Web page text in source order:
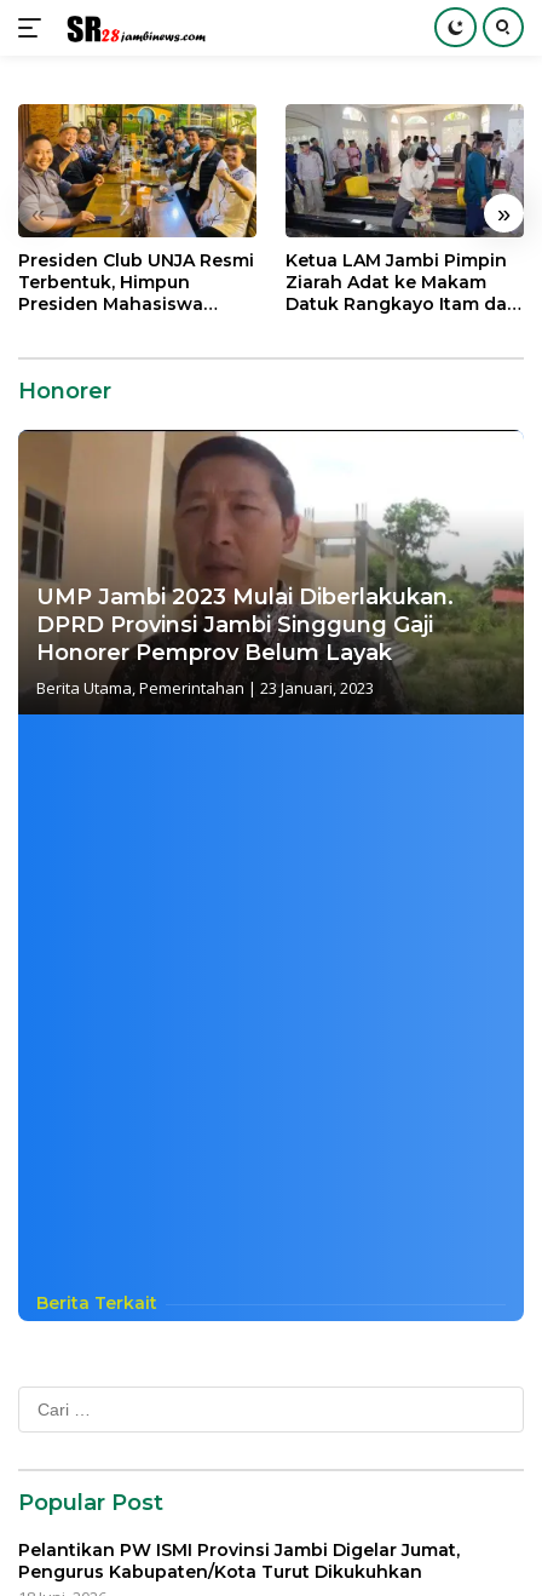
konten
« »
Presiden Club UNJA Resmi
Terbentuk, Himpun
Presiden Mahasiswa
Ketua LAM Jambi Pimpin
Ziarah Adat ke Makam
Datuk Rangkayo Itam dan
Honorer
UMP Jambi 2023 Mulai Diberlakukan.
DPRD Provinsi Jambi Singgung Gaji
Honorer Pemprov Belum Layak
Berita Utama,Pemerintahan | 23 Januari, 2023
Berita Terkait
Cari
untuk:
Popular Post
Pelantikan PW ISMI Provinsi Jambi Digelar Jumat,
Pengurus Kabupaten/Kota Turut Dikukuhkan